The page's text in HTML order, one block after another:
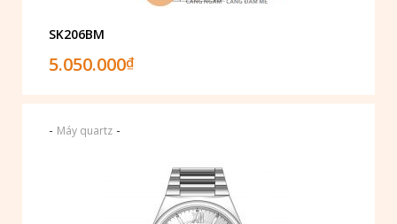
SK206BM
5.050.000₫
- Máy quartz -